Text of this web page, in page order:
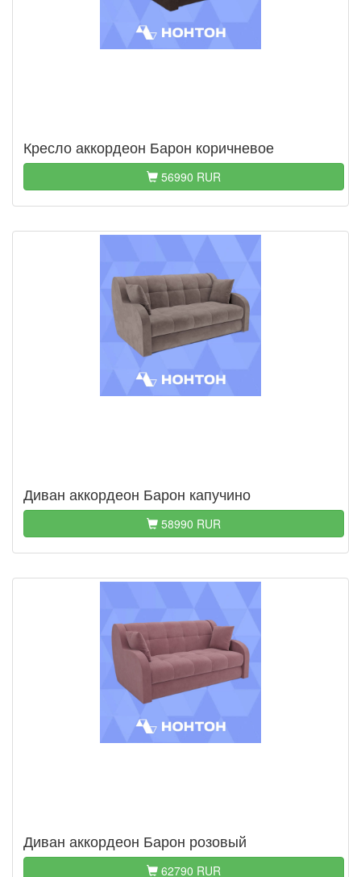
Кресло аккордеон Барон коричневое
56990 RUR
Диван аккордеон Барон капучино
58990 RUR
Диван аккордеон Барон розовый
62790 RUR